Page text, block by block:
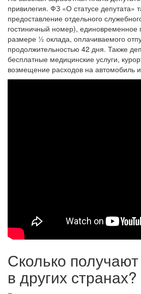
привилегия. ФЗ «О статусе депутата»
предоставление отдельного
гостиничный номер),
размере ½ оклада, оплачиваемого
продолжительностью 42 дня. Также
бесплатные медицинские услуги,
возмещение расходов на автомобиль
Сколько
в других странах?